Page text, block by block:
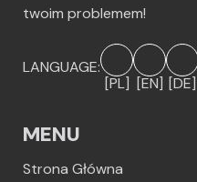
twoim problemem!
LANGUAGE:
[PL] [EN] [DE]
MENU
Strona Główna